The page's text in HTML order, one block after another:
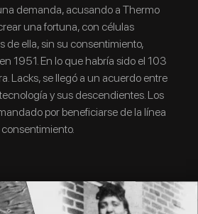
demanda, acusando a Thermo
una fortuna, con células
de ella, sin su consentimiento,
1951. En lo que habría sido el 103
Lacks, se llegó a un acuerdo entre
y sus descendientes. Los
por beneficiarse de la línea